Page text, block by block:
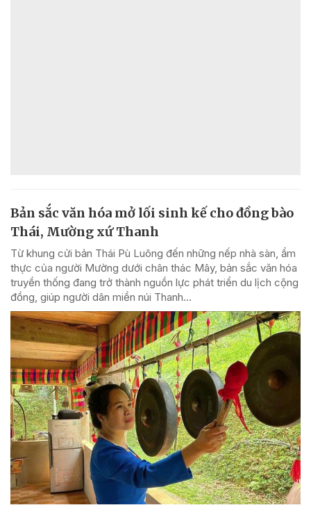
Bản sắc văn hóa mở lối sinh kế cho đồng bào
Thái, Mường xứ Thanh
Từ khung cửi bản Thái Pù Luông đến những nếp nhà sàn, ẩm
thực của người Mường dưới chân thác Mây, bản sắc văn hóa
truyền thống đang trở thành nguồn lực phát triển du lịch cộng
đồng, giúp người dân miền núi Thanh...